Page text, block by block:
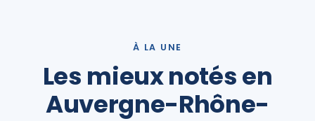
À LA UNE
Les mieux notés en
Auvergne-Rhône-